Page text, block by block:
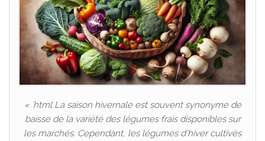
« `html La saison hivernale est souvent synonyme de
baisse de la variété des légumes frais disponibles sur
les marchés. Cependant, les légumes d’hiver cultivés